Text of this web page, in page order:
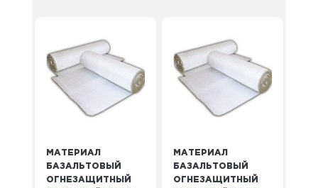
МАТЕРИАЛ
БАЗАЛЬТОВЫЙ
ОГНЕЗАЩИТНЫЙ
МАТЕРИАЛ
БАЗАЛЬТОВЫЙ
ОГНЕЗАЩИТНЫЙ